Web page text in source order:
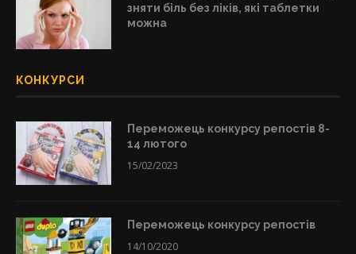
зняти біль без ліків, які таблетки
можна
КОНКУРСИ
Переможець конкурсу репостів 8-
14 лютого
15/02/2023
Переможець конкурсу репостів
14/10/2020